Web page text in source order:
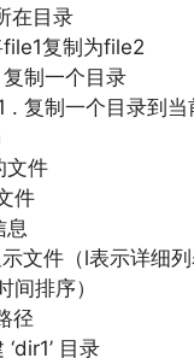
在目录
复制为file2
制一个目录
复制一个目录到当
文件
件
息
文件（l表示详细列
间排序）
径
目录